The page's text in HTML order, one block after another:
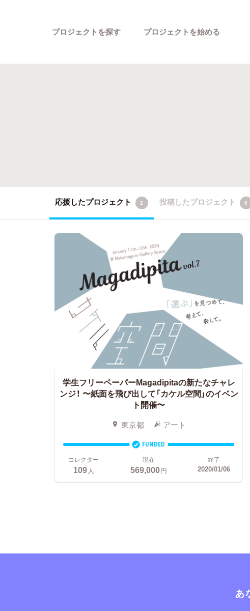
プロジェクトを探す プロジェクトを始める
応援したプロジェクト 2 投稿したプロジェクト 0
学生フリーペーパーMagadipitaの新たなチャレ
ンジ！ 〜紙面を飛び出して「カケル空間」のイベン
ト開催〜
東京都 アート
FUNDED
コレクター
109人
現在
569,000円
終了
2020/01/06
あ